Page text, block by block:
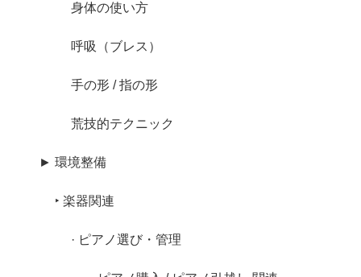
身体の使い方
呼吸（ブレス）
手の形 / 指の形
荒技的テクニック
► 環境整備
‣ 楽器関連
· ピアノ選び・管理